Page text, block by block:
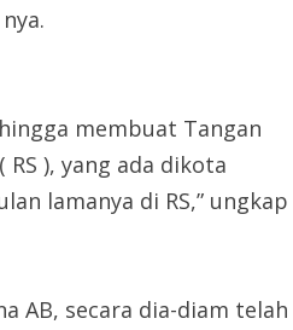
membuat Tangan
), yang ada dikota
lamanya di RS,” ungkap
AB, secara dia-diam telah